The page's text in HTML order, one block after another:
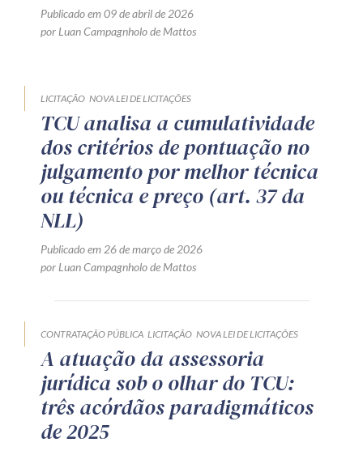
Publicado em 09 de abril de 2026
por Luan Campagnholo de Mattos
LICITAÇÃO NOVA LEI DE LICITAÇÕES
TCU analisa a cumulatividade
dos critérios de pontuação no
julgamento por melhor técnica
ou técnica e preço (art. 37 da
NLL)
Publicado em 26 de março de 2026
por Luan Campagnholo de Mattos
CONTRATAÇÃO PÚBLICA LICITAÇÃO NOVA LEI DE LICITAÇÕES
A atuação da assessoria
jurídica sob o olhar do TCU:
três acórdãos paradigmáticos
de 2025